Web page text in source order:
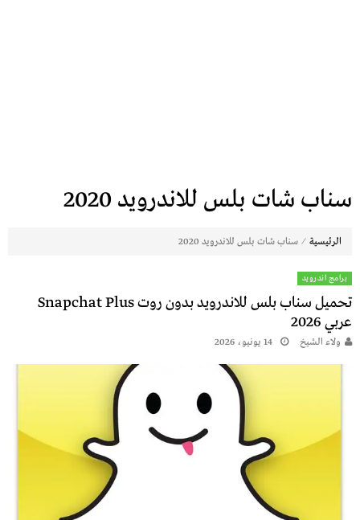
سناب شات بلس للاندرويد 2020
الرئيسية ⁄ سناب شات بلس للاندرويد 2020
برامج اندرويد
عربي 2026
ولاء الشيخ 14 يونيو، 2026